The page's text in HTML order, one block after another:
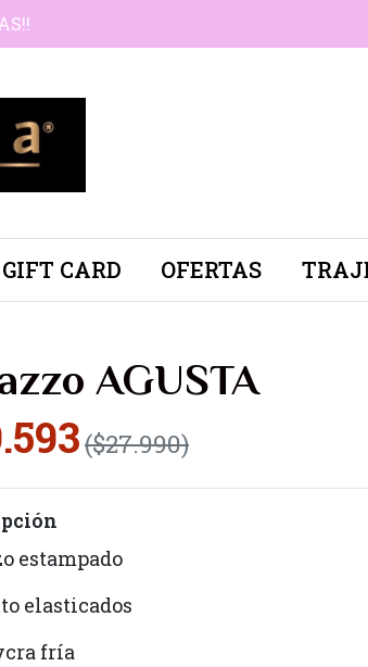
GIFT CARD OFERTAS
AGUSTA
($27.990)
estampado
elasticados
fría